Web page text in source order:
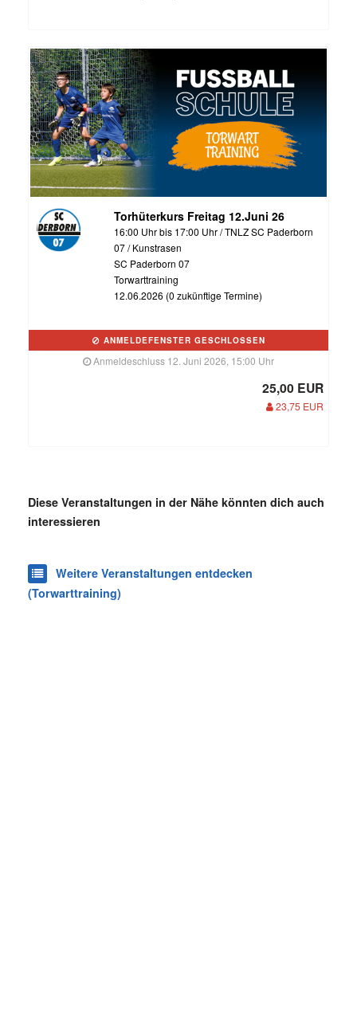
Torhüterkurs Freitag 12.Juni 26
16:00 Uhr bis 17:00 Uhr / TNLZ SC Paderborn
07 / Kunstrasen
SC Paderborn 07
Torwarttraining
12.06.2026 (0 zukünftige Termine)
ANMELDEFENSTER GESCHLOSSEN
Anmeldeschluss 12. Juni 2026, 15:00 Uhr
25,00 EUR
23,75 EUR
Diese Veranstaltungen in der Nähe könnten dich auch
interessieren
Weitere Veranstaltungen entdecken
(Torwarttraining)